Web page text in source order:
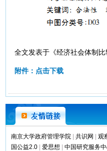
全文发表于《经济社会体制
附件：点击下载
南京大学政府管理学院 共识网 观
国公益2.0
爱思想 中国研究服务